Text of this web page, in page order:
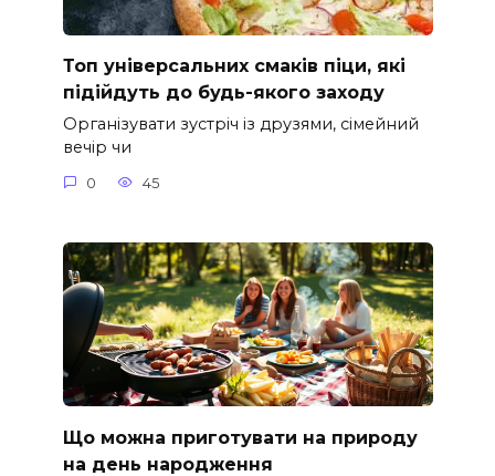
Топ універсальних смаків піци, які
підійдуть до будь-якого заходу
Організувати зустріч із друзями, сімейний
вечір чи
0 45
Що можна приготувати на природу
на день народження